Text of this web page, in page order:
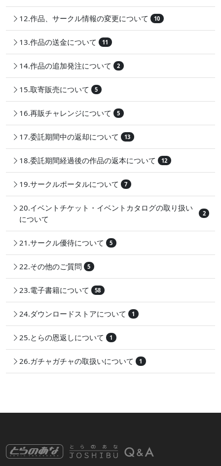
12.作品、サークル情報の変更について 10
13.作品の送金について 11
14.作品の追加発注について 2
15.取寄販売について 5
16.再販チャレンジについて 5
17.委託期間中の返却について 13
18.委託期間経過後の作品の返本について 12
19.サークルポータルについて 7
20.イベントチケット・イベントカタログの取り扱い
について
2
21.サークル優待について 5
22.その他のご質問 5
23.電子書籍について 58
24.ダウンロードストアについて 1
25.とらの恩返しについて 1
26.ガチャガチャの取扱いについて 1